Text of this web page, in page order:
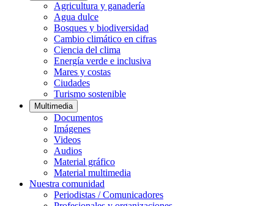
Agricultura y ganadería
Agua dulce
Bosques y biodiversidad
Cambio climático en cifras
Ciencia del clima
Energía verde e inclusiva
Mares y costas
Ciudades
Turismo sostenible
Multimedia
Documentos
Imágenes
Videos
Audios
Material gráfico
Material multimedia
Nuestra comunidad
Periodistas / Comunicadores